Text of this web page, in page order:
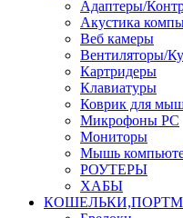
Адаптеры/
Акустика
Веб камеры
Вентиляторы/
Картридеры
Клавиатуры
Коврик для
Микрофоны PC
Мониторы
Мышь
РОУТЕРЫ
ХАБЫ